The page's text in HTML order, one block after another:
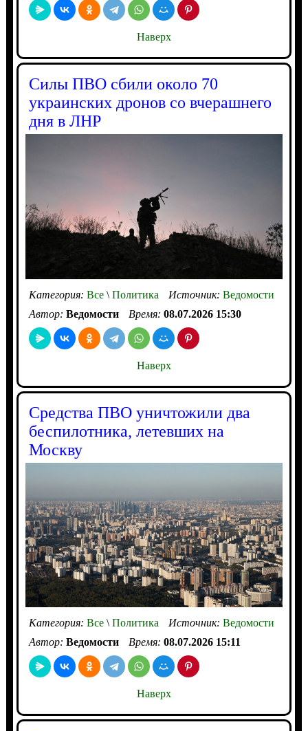
Наверх
Силы ПВО сбили около 70
украинских дронов со вчерашнего
дня в ЛНР
Категория: Все\Политика Источник: Ведомости
Автор: Ведомости Время: 08.07.2026 15:30
Наверх
Средства ПВО уничтожили два
беспилотника, летевших на
Москву
Категория: Все\Политика Источник: Ведомости
Автор: Ведомости Время: 08.07.2026 15:11
Наверх